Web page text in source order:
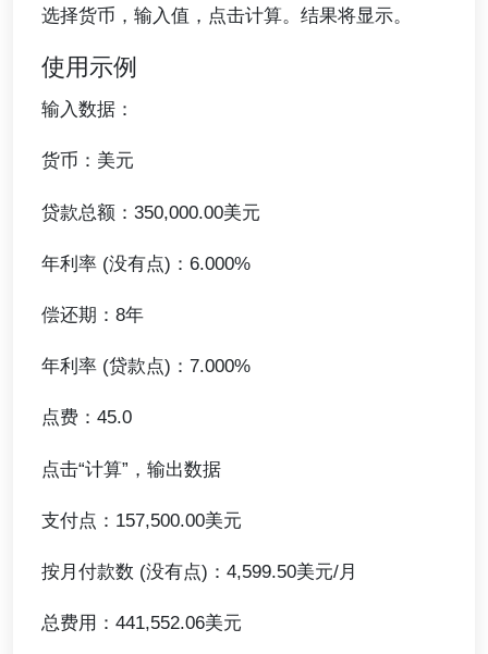
选择货币，输入值，点击计算。结果将显示。
使用示例
输入数据：
货币：美元
贷款总额：350,000.00美元
年利率 (没有点)：6.000%
偿还期：8年
年利率 (贷款点)：7.000%
点费：45.0
点击“计算”，输出数据
支付点：157,500.00美元
按月付款数 (没有点)：4,599.50美元/月
总费用：441,552.06美元